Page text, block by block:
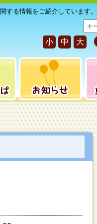
する情報をご紹介しています。
サ
イ
ト
内
小 中 大